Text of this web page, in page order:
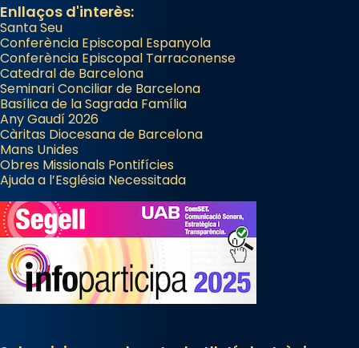
Enllaços d'interès:
Santa Seu
Conferència Episcopal Espanyola
Conferència Episcopal Tarraconense
Catedral de Barcelona
Seminari Conciliar de Barcelona
Basílica de la Sagrada Família
Any Gaudí 2026
Càritas Diocesana de Barcelona
Mans Unides
Obres Missionals Pontifícies
Ajuda a l’Església Necessitada